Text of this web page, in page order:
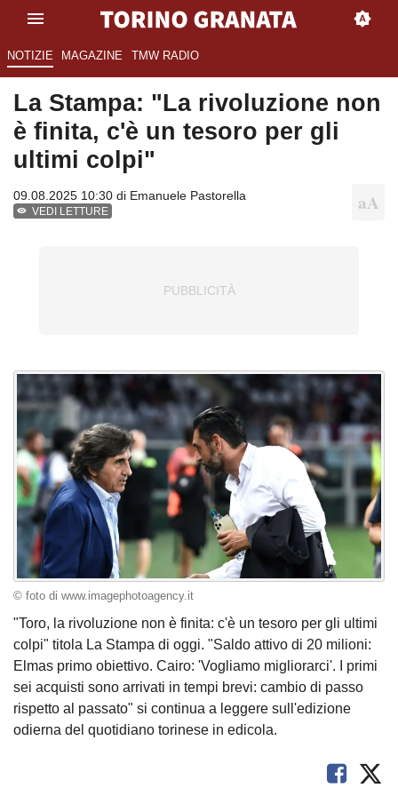
NOTIZIE MAGAZINE TMW RADIO
La Stampa: "La rivoluzione non
è finita, c'è un tesoro per gli
ultimi colpi"
09.08.2025 10:30 di Emanuele Pastorella
VEDI LETTURE
© foto di www.imagephotoagency.it
"Toro, la rivoluzione non è finita: c'è un tesoro per gli ultimi
colpi" titola La Stampa di oggi. "Saldo attivo di 20 milioni:
Elmas primo obiettivo. Cairo: 'Vogliamo migliorarci'. I primi
sei acquisti sono arrivati in tempi brevi: cambio di passo
rispetto al passato" si continua a leggere sull'edizione
odierna del quotidiano torinese in edicola.